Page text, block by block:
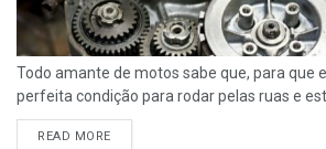
Todo amante de motos sabe que, para que
perfeita condição para rodar pelas ruas e
READ MORE